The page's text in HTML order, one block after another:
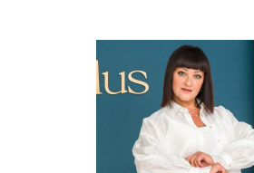
Наклейки Варіант з %